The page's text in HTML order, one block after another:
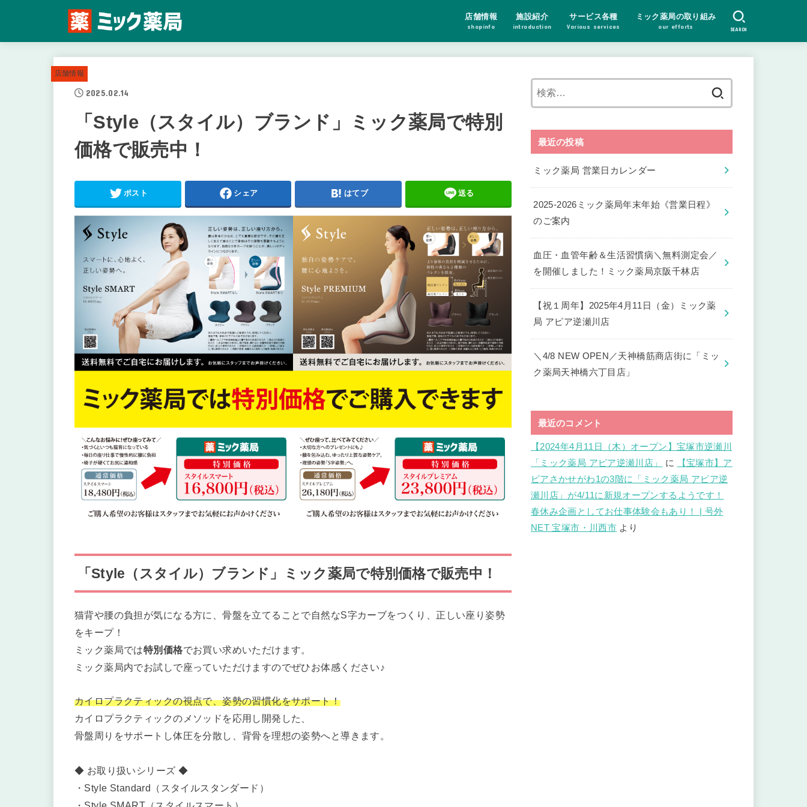
店舗情報
shopinfo
施設紹介
introduction
サービス各種
Various services
ミック薬局の取り組み
our efforts SEARCH
店舗情報
2025.02.14
「Style（スタイル）ブランド」ミック薬局で特別
価格で販売中！
ポスト シェア はてブ 送る
「Style（スタイル）ブランド」ミック薬局で特別価格で販売中！
猫背や腰の負担が気になる方に、骨盤を立てることで自然なS字カーブをつくり、正しい座り姿勢
をキープ！
ミック薬局では特別価格でお買い求めいただけます。
ミック薬局内でお試しで座っていただけますのでぜひお体感ください♪
カイロプラクティックの視点で、姿勢の習慣化をサポート！
カイロプラクティックのメソッドを応用し開発した、
骨盤周りをサポートし体圧を分散し、背骨を理想の姿勢へと導きます。
◆ お取り扱いシリーズ ◆
・Style Standard（スタイルスタンダード）
最近の投稿
ミック薬局 営業日カレンダー
2025-2026ミック薬局年末年始《営業日程》
のご案内
血圧・血管年齢＆生活習慣病＼無料測定会／
を開催しました！ミック薬局京阪千林店
【祝１周年】2025年4月11日（金）ミック薬
局 アピア逆瀬川店
＼4/8 NEW OPEN／天神橋筋商店街に「ミッ
ク薬局天神橋六丁目店」
最近のコメント
【2024年4月11日（木）オープン】宝塚市逆瀬川
「ミック薬局 アピア逆瀬川店」
に
【宝塚市】ア
ピアさかせがわ1の3階に「ミック薬局 アピア逆
瀬川店」が4/11に新規オープンするようです！
春休み企画としてお仕事体験会もあり！ | 号外
NET 宝塚市・川西市 より